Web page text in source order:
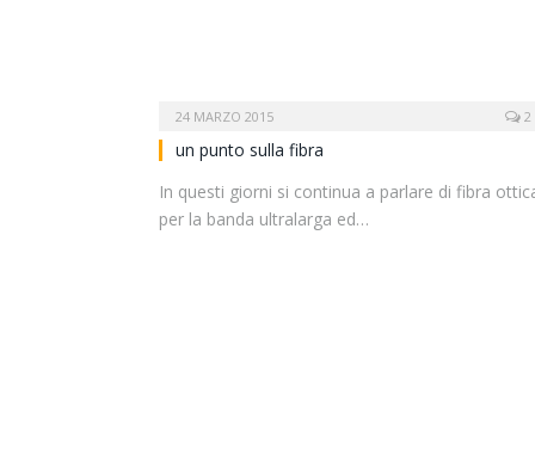
24 MARZO 2015 2
un punto sulla fibra
In questi giorni si continua a parlare di fibra
per la banda ultralarga ed…